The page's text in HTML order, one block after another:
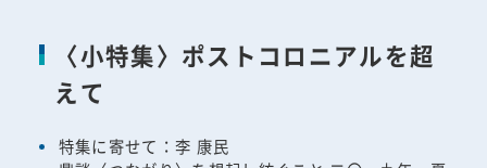
〈小特集〉ポストコロニアルを超
えて
特集に寄せて：李 康民